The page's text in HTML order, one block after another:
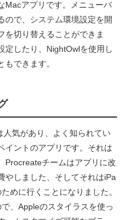
Macアプリです。メニューバ
ので、システム環境設定を開
を切り替えることができま
定したり、NightOwlを使用し
もできます。
気があり、よく知られてい
イントのアプリです。それは
Procreateチームはアプリに改
やしました、そしてそれはiPa
めに行くことになりました。
、Appleのスタイラスを使っ